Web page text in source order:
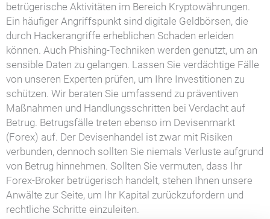
betrügerische Aktivitäten im Bereich Kryptowährungen.
Ein häufiger Angriffspunkt sind digitale Geldbörsen, die
durch Hackerangriffe erheblichen Schaden erleiden
können. Auch Phishing-Techniken werden genutzt, um an
sensible Daten zu gelangen. Lassen Sie verdächtige Fälle
von unseren Experten prüfen, um Ihre Investitionen zu
schützen. Wir beraten Sie umfassend zu präventiven
Maßnahmen und Handlungsschritten bei Verdacht auf
Betrug. Betrugsfälle treten ebenso im Devisenmarkt
(Forex) auf. Der Devisenhandel ist zwar mit Risiken
verbunden, dennoch sollten Sie niemals Verluste aufgrund
von Betrug hinnehmen. Sollten Sie vermuten, dass Ihr
Forex-Broker betrügerisch handelt, stehen Ihnen unsere
Anwälte zur Seite, um Ihr Kapital zurückzufordern und
rechtliche Schritte einzuleiten.